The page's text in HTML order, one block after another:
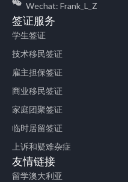
Wechat: Frank_L_Z
签证服务
学生签证
技术移民签证
雇主担保签证
商业移民签证
家庭团聚签证
临时居留签证
上诉和疑难杂症
友情链接
留学澳大利亚